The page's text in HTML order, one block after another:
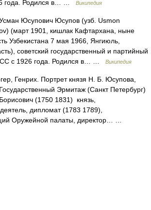
года. Родился в… … Википедия
Юсупович Юсупов (узб. Usmon
(март 1901, кишлак Кафтархана, ныне
Узбекистана 7 мая 1966, Янгиюль,
советский государственный и партийный
с 1926 года. Родился в… …
Википедия
Генрих. Портрет князя Н. Б. Юсупова,
Эрмитаж (Санкт Петербург)
(1750 1831) князь,
дипломат (1783 1789),
Оружейной палаты, директор… …